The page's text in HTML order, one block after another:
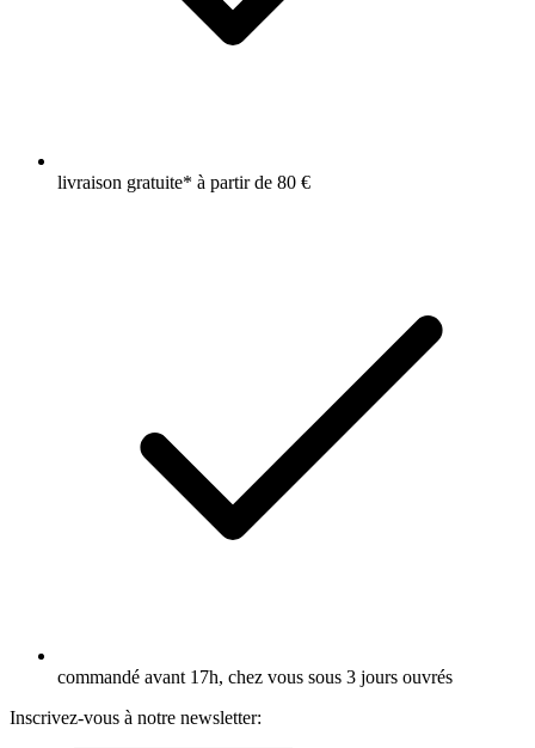
livraison gratuite* à partir de 80 €
commandé avant 17h, chez vous sous 3 jours ouvrés
Inscrivez-vous à notre newsletter: